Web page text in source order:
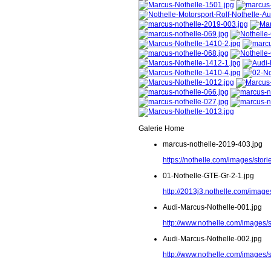
Galerie Home
marcus-nothelle-2019-403.jpg
https://nothelle.com/images/
01-Nothelle-GTE-Gr-2-1.jpg
http://2013j3.nothelle.com/
Audi-Marcus-Nothelle-001.jpg
http://www.nothelle.com/
Audi-Marcus-Nothelle-002.jpg
http://www.nothelle.com/